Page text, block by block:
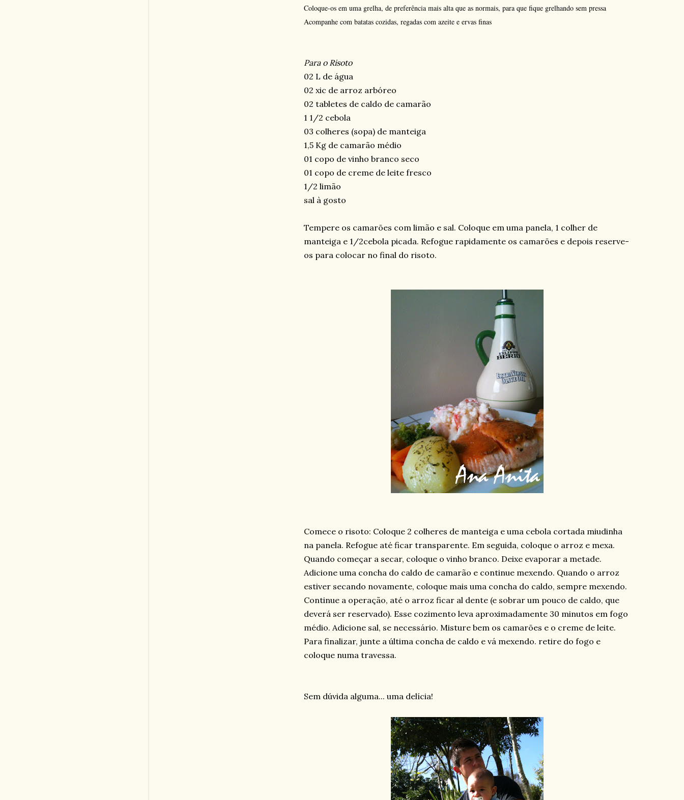
Coloque-os em uma grelha, de preferência mais alta que as normais, para que fique grelhando sem pressa
Acompanhe com batatas cozidas, regadas com azeite e ervas finas
Para o Risoto
02 L de água
02 xic de arroz arbóreo
02 tabletes de caldo de camarão
1 1/2 cebola
03 colheres (sopa) de manteiga
1,5 Kg de camarão médio
01 copo de vinho branco seco
01 copo de creme de leite fresco
1/2 limão
sal à gosto
Tempere os camarões com limão e sal. Coloque em uma panela, 1 colher de
manteiga e 1/2cebola picada. Refogue rapidamente os camarões e depois reserve-
os para colocar no final do risoto.
Comece o risoto: Coloque 2 colheres de manteiga e uma cebola cortada miudinha
na panela. Refogue até ficar transparente. Em seguida, coloque o arroz e mexa.
Quando começar a secar, coloque o vinho branco. Deixe evaporar a metade.
Adicione uma concha do caldo de camarão e continue mexendo. Quando o arroz
estiver secando novamente, coloque mais uma concha do caldo, sempre mexendo.
Continue a operação, até o arroz ficar al dente (e sobrar um pouco de caldo, que
deverá ser reservado). Esse cozimento leva aproximadamente 30 minutos em fogo
médio. Adicione sal, se necessário. Misture bem os camarões e o creme de leite.
Para finalizar, junte a última concha de caldo e vá mexendo. retire do fogo e
coloque numa travessa.
Sem dúvida alguma... uma delícia!